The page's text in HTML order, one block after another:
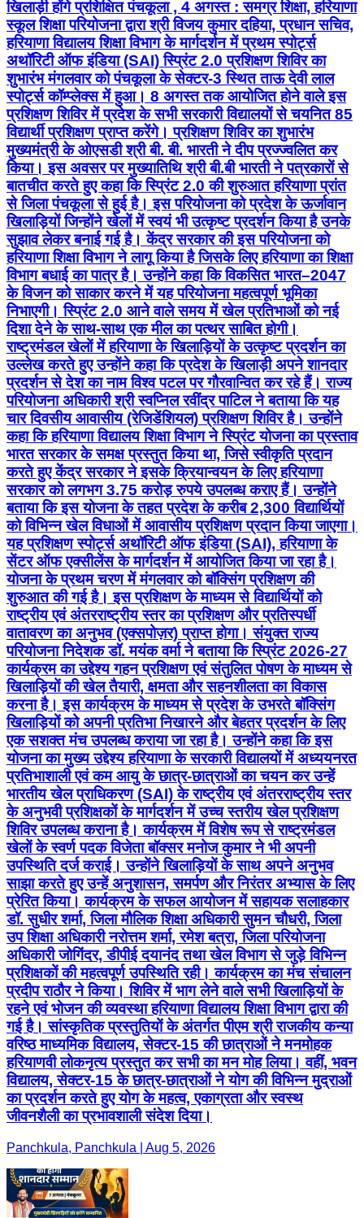
खिलाड़ी होंगे प्रशिक्षित पंचकूला , 4 अगस्त : समग्र शिक्षा, हरियाणा
स्कूल शिक्षा परियोजना द्वारा श्री विजय कुमार दहिया, प्रधान सचिव,
हरियाणा विद्यालय शिक्षा विभाग के मार्गदर्शन में प्रथम स्पोर्ट्स
अथॉरिटी ऑफ इंडिया (SAI) स्प्रिंट 2.0 प्रशिक्षण शिविर का
शुभारंभ मंगलवार को पंचकूला के सेक्टर-3 स्थित ताऊ देवी लाल
स्पोर्ट्स कॉम्प्लेक्स में हुआ। 8 अगस्त तक आयोजित होने वाले इस
प्रशिक्षण शिविर में प्रदेश के सभी सरकारी विद्यालयों से चयनित 85
विद्यार्थी प्रशिक्षण प्राप्त करेंगे। प्रशिक्षण शिविर का शुभारंभ
मुख्यमंत्री के ओएसडी श्री बी. बी. भारती ने दीप प्रज्ज्वलित कर
किया। इस अवसर पर मुख्यातिथि श्री बी.बी भारती ने पत्रकारों से
बातचीत करते हुए कहा कि स्प्रिंट 2.0 की शुरुआत हरियाणा प्रांत
से जिला पंचकूला से हुई है। इस परियोजना को प्रदेश के ऊर्जावान
खिलाड़ियों जिन्होंने खेलों में स्वयं भी उत्कृष्ट प्रदर्शन किया है उनके
सुझाव लेकर बनाई गई है। केंद्र सरकार की इस परियोजना को
हरियाणा शिक्षा विभाग ने लागू किया है जिसके लिए हरियाणा का शिक्षा
विभाग बधाई का पात्र है। उन्होंने कहा कि विकसित भारत–2047
के विजन को साकार करने में यह परियोजना महत्वपूर्ण भूमिका
निभाएगी। स्प्रिंट 2.0 आने वाले समय में खेल प्रतिभाओं को नई
दिशा देने के साथ-साथ एक मील का पत्थर साबित होगी।
राष्ट्रमंडल खेलों में हरियाणा के खिलाड़ियों के उत्कृष्ट प्रदर्शन का
उल्लेख करते हुए उन्होंने कहा कि प्रदेश के खिलाड़ी अपने शानदार
प्रदर्शन से देश का नाम विश्व पटल पर गौरवान्वित कर रहे हैं। राज्य
परियोजना अधिकारी श्री स्वप्निल रवींद्र पाटिल ने बताया कि यह
चार दिवसीय आवासीय (रेजिडेंशियल) प्रशिक्षण शिविर है। उन्होंने
कहा कि हरियाणा विद्यालय शिक्षा विभाग ने स्प्रिंट योजना का प्रस्ताव
भारत सरकार के समक्ष प्रस्तुत किया था, जिसे स्वीकृति प्रदान
करते हुए केंद्र सरकार ने इसके क्रियान्वयन के लिए हरियाणा
सरकार को लगभग 3.75 करोड़ रुपये उपलब्ध कराए हैं। उन्होंने
बताया कि इस योजना के तहत प्रदेश के करीब 2,300 विद्यार्थियों
को विभिन्न खेल विधाओं में आवासीय प्रशिक्षण प्रदान किया जाएगा।
यह प्रशिक्षण स्पोर्ट्स अथॉरिटी ऑफ इंडिया (SAI), हरियाणा के
सेंटर ऑफ एक्सीलेंस के मार्गदर्शन में आयोजित किया जा रहा है।
योजना के प्रथम चरण में मंगलवार को बॉक्सिंग प्रशिक्षण की
शुरुआत की गई है। इस प्रशिक्षण के माध्यम से विद्यार्थियों को
राष्ट्रीय एवं अंतरराष्ट्रीय स्तर का प्रशिक्षण और प्रतिस्पर्धी
वातावरण का अनुभव (एक्सपोज़र) प्राप्त होगा। संयुक्त राज्य
परियोजना निदेशक डॉ. मयंक वर्मा ने बताया कि स्प्रिंट 2026-27
कार्यक्रम का उद्देश्य गहन प्रशिक्षण एवं संतुलित पोषण के माध्यम से
खिलाड़ियों की खेल तैयारी, क्षमता और सहनशीलता का विकास
करना है। इस कार्यक्रम के माध्यम से प्रदेश के उभरते बॉक्सिंग
खिलाड़ियों को अपनी प्रतिभा निखारने और बेहतर प्रदर्शन के लिए
एक सशक्त मंच उपलब्ध कराया जा रहा है। उन्होंने कहा कि इस
योजना का मुख्य उद्देश्य हरियाणा के सरकारी विद्यालयों में अध्ययनरत
प्रतिभाशाली एवं कम आयु के छात्र-छात्राओं का चयन कर उन्हें
भारतीय खेल प्राधिकरण (SAI) के राष्ट्रीय एवं अंतरराष्ट्रीय स्तर
के अनुभवी प्रशिक्षकों के मार्गदर्शन में उच्च स्तरीय खेल प्रशिक्षण
शिविर उपलब्ध कराना है। कार्यक्रम में विशेष रूप से राष्ट्रमंडल
खेलों के स्वर्ण पदक विजेता बॉक्सर मनोज कुमार ने भी अपनी
उपस्थिति दर्ज कराई। उन्होंने खिलाड़ियों के साथ अपने अनुभव
साझा करते हुए उन्हें अनुशासन, समर्पण और निरंतर अभ्यास के लिए
प्रेरित किया। कार्यक्रम के सफल आयोजन में सहायक सलाहकार
डॉ. सुधीर शर्मा, जिला मौलिक शिक्षा अधिकारी सुमन चौधरी, जिला
उप शिक्षा अधिकारी नरोत्तम शर्मा, रमेश बत्रा, जिला परियोजना
अधिकारी जोगिंदर, डीपीई दयानंद तथा खेल विभाग से जुड़े विभिन्न
प्रशिक्षकों की महत्वपूर्ण उपस्थिति रही। कार्यक्रम का मंच संचालन
प्रदीप राठौर ने किया। शिविर में भाग लेने वाले सभी खिलाड़ियों के
रहने एवं भोजन की व्यवस्था हरियाणा विद्यालय शिक्षा विभाग द्वारा की
गई है। सांस्कृतिक प्रस्तुतियों के अंतर्गत पीएम श्री राजकीय कन्या
वरिष्ठ माध्यमिक विद्यालय, सेक्टर-15 की छात्राओं ने मनमोहक
हरियाणवी लोकनृत्य प्रस्तुत कर सभी का मन मोह लिया। वहीं, भवन
विद्यालय, सेक्टर-15 के छात्र-छात्राओं ने योग की विभिन्न मुद्राओं
का प्रदर्शन करते हुए योग के महत्व, एकाग्रता और स्वस्थ
जीवनशैली का प्रभावशाली संदेश दिया।
Panchkula, Panchkula | Aug 5, 2026